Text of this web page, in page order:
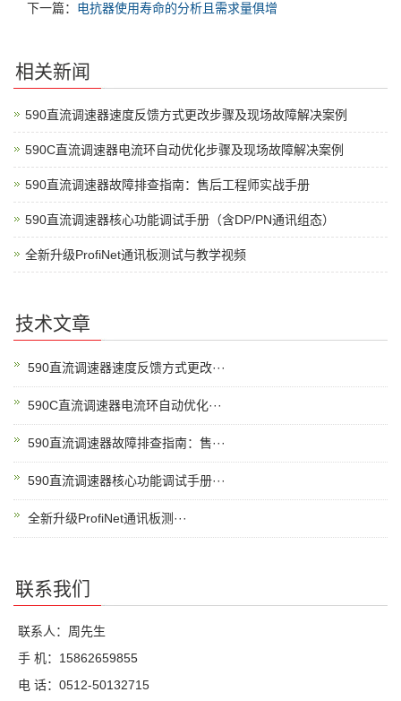
下一篇： 电抗器使用寿命的分析且需求量俱增
相关新闻
590直流调速器速度反馈方式更改步骤及现场故障解决案例
590C直流调速器电流环自动优化步骤及现场故障解决案例
590直流调速器故障排查指南：售后工程师实战手册
590直流调速器核心功能调试手册（含DP/PN通讯组态）
全新升级ProfiNet通讯板测试与教学视频
技术文章
590直流调速器速度反馈方式更改···
590C直流调速器电流环自动优化···
590直流调速器故障排查指南：售···
590直流调速器核心功能调试手册···
全新升级ProfiNet通讯板测···
联系我们
联系人：周先生
手 机：15862659855
电 话：0512-50132715